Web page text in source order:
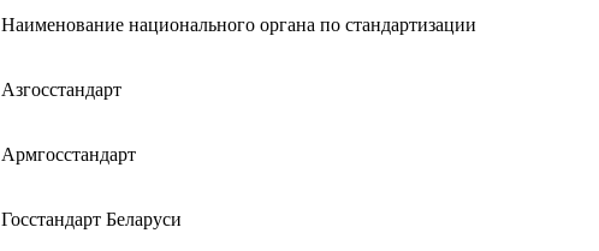
Наименование национального органа по стандартизации
Азгосстандарт
Армгосстандарт
Госстандарт Беларуси